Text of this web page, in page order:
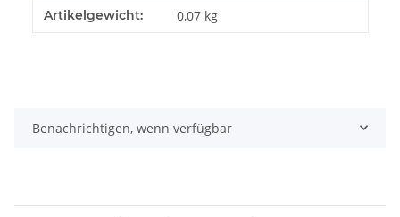
Artikelgewicht: 0,07 kg
Benachrichtigen, wenn verfügbar